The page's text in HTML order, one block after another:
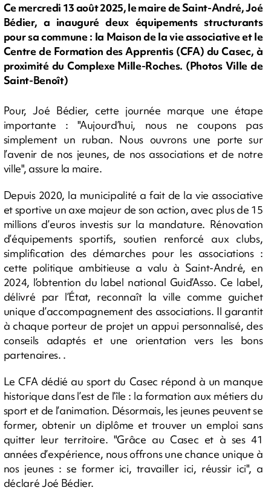
Ce mercredi 13 août 2025, le maire de Saint-André, Joé
Bédier, a inauguré deux équipements structurants
pour sa commune : la Maison de la vie associative et le
Centre de Formation des Apprentis (CFA) du Casec, à
proximité du Complexe Mille-Roches. (Photos Ville de
Saint-Benoît)
Pour, Joé Bédier, cette journée marque une étape
importante : "Aujourd’hui, nous ne coupons pas
simplement un ruban. Nous ouvrons une porte sur
l’avenir de nos jeunes, de nos associations et de notre
ville", assure la maire.
Depuis 2020, la municipalité a fait de la vie associative
et sportive un axe majeur de son action, avec plus de 15
millions d’euros investis sur la mandature. Rénovation
d’équipements sportifs, soutien renforcé aux clubs,
simplification des démarches pour les associations :
cette politique ambitieuse a valu à Saint-André, en
2024, l’obtention du label national Guid’Asso. Ce label,
délivré par l’État, reconnaît la ville comme guichet
unique d’accompagnement des associations. Il garantit
à chaque porteur de projet un appui personnalisé, des
conseils adaptés et une orientation vers les bons
partenaires. .
Le CFA dédié au sport du Casec répond à un manque
historique dans l’est de l’île : la formation aux métiers du
sport et de l’animation. Désormais, les jeunes peuvent se
former, obtenir un diplôme et trouver un emploi sans
quitter leur territoire. "Grâce au Casec et à ses 41
années d’expérience, nous offrons une chance unique à
nos jeunes : se former ici, travailler ici, réussir ici", a
déclaré Joé Bédier.